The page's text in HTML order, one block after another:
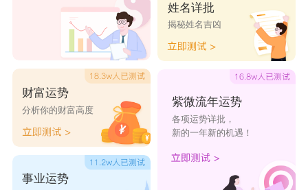
义和内涵。而“晴”字源自古代文献中的描述，形容
人的心胸高洁明朗，如晴朗的云和秋天的月亮，不
受尘埃的侵扰。
3、“珊慈”
“珊”字取自古诗词，意味着非凡的相貌，超凡脱
俗。此外“珊”还指代珊瑚，象征着珍贵和美丽。
而“慈”字源自成语“心慈好善”，形容心地仁慈，乐
于行善。此名字寓意着孩子的美丽大方，乐于助
财富运势
分析你的财富高度
事业运势
姓名详批
揭秘姓名吉凶
紫微流年运势
各项运势详批，
新的一年新的机遇！